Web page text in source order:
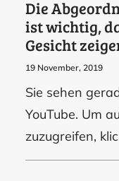
Die
ist wichtig,
Gesicht
19 November, 2019
Sie sehen
YouTube. Um
zuzugreifen,